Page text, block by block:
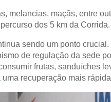
melancias, maçãs, entre
dos 5 km da Corrida.
sendo um ponto
de regulação da sede
frutas, sanduíches
recuperação mais